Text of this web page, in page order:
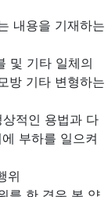
내용을 기재하는
및 기타 일체의
방 기타 변형하는
적인 용법과 다
부하를 일으켜
위